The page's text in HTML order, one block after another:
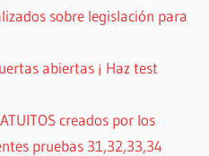
sobre legislación para
abiertas ¡ Haz test
creados por los
pruebas 31,32,33,34